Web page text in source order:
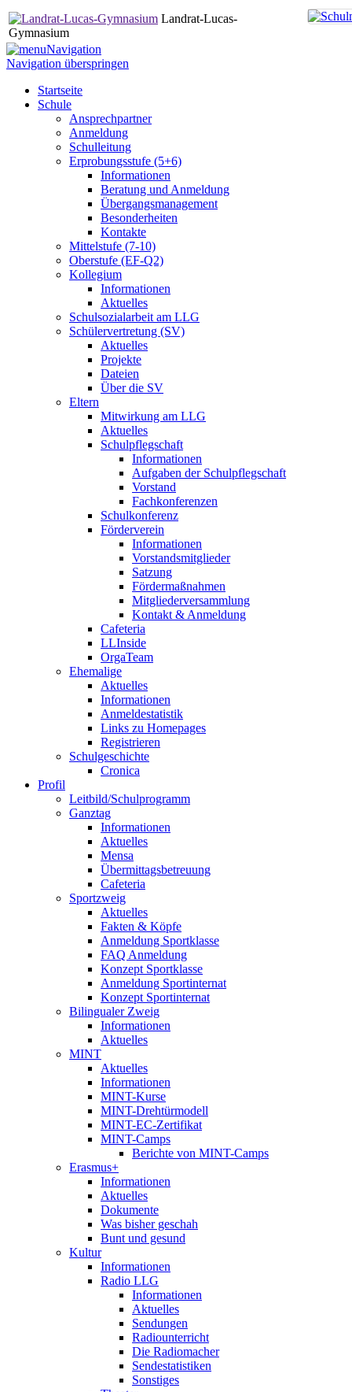
Landrat-Lucas-
Gymnasium
Navigation
Navigation überspringen
Startseite
Schule
Ansprechpartner
Anmeldung
Schulleitung
Erprobungsstufe (5+6)
Informationen
Beratung und Anmeldung
Übergangsmanagement
Besonderheiten
Kontakte
Mittelstufe (7-10)
Oberstufe (EF-Q2)
Kollegium
Informationen
Aktuelles
Schulsozialarbeit am LLG
Schülervertretung (SV)
Aktuelles
Projekte
Dateien
Über die SV
Eltern
Mitwirkung am LLG
Aktuelles
Schulpflegschaft
Informationen
Aufgaben der Schulpflegschaft
Vorstand
Fachkonferenzen
Schulkonferenz
Förderverein
Informationen
Vorstandsmitglieder
Satzung
Fördermaßnahmen
Mitgliederversammlung
Kontakt & Anmeldung
Cafeteria
LLInside
OrgaTeam
Ehemalige
Aktuelles
Informationen
Anmeldestatistik
Links zu Homepages
Registrieren
Schulgeschichte
Cronica
Profil
Leitbild/Schulprogramm
Ganztag
Informationen
Aktuelles
Mensa
Übermittagsbetreuung
Cafeteria
Sportzweig
Aktuelles
Fakten & Köpfe
Anmeldung Sportklasse
FAQ Anmeldung
Konzept Sportklasse
Anmeldung Sportinternat
Konzept Sportinternat
Bilingualer Zweig
Informationen
Aktuelles
MINT
Aktuelles
Informationen
MINT-Kurse
MINT-Drehtürmodell
MINT-EC-Zertifikat
MINT-Camps
Berichte von MINT-Camps
Erasmus+
Informationen
Aktuelles
Dokumente
Was bisher geschah
Bunt und gesund
Kultur
Informationen
Radio LLG
Informationen
Aktuelles
Sendungen
Radiounterricht
Die Radiomacher
Sendestatistiken
Sonstiges